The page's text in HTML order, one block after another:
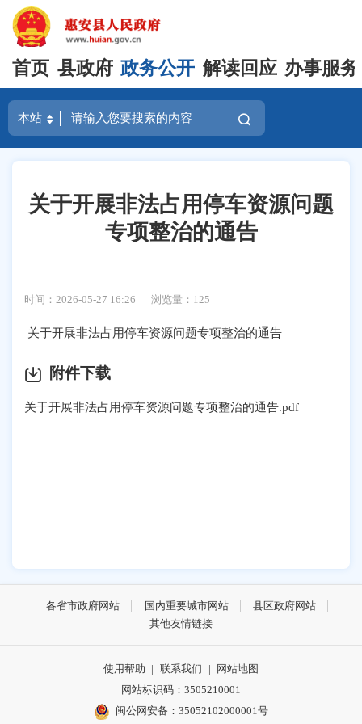
首页 县政府 政务公开 解读回应 办事服务
关于开展非法占用停车资源问题
专项整治的通告
时间：2026-05-27 16:26 浏览量： 125
关于开展非法占用停车资源问题专项整治的通告
附件下载
关于开展非法占用停车资源问题专项整治的通告.pdf
各省市政府网站 国内重要城市网站
县区政府网站
其他友情链接
使用帮助 | 联系我们 | 网站地图
网站标识码：3505210001
闽公网安备：35052102000001号